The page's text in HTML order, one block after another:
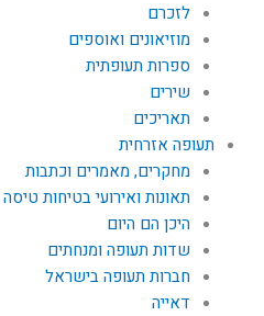
לזכרם
מוזיאונים ואוספים
ספרות תעופתית
שירים
תאריכים
תעופה אזרחית
מחקרים, מאמרים וכתבות
תאונות ואירועי בטיחות טיסה
היכן הם היום
שדות תעופה ומנחתים
חברות תעופה בישראל
דאייה